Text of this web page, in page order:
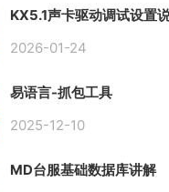
KX5.1声卡驱动调试设置
2026-01-24
易语言-抓包工具
2025-12-10
MD台服基础数据库讲解